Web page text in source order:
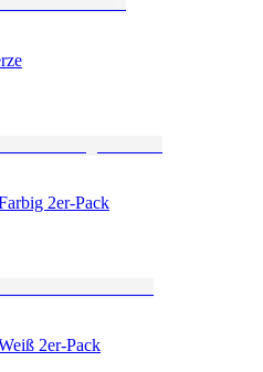
2er-Pack
2er-Pack